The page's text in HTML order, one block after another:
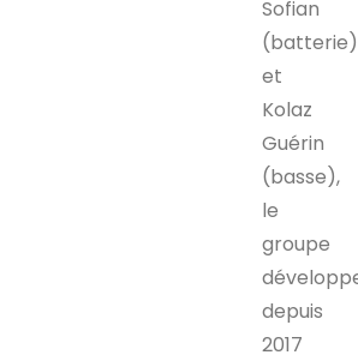
Sofian
(batterie)
et
Kolaz
Guérin
(basse),
le
groupe
depuis
2017